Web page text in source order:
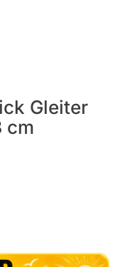
Gleiter
cm